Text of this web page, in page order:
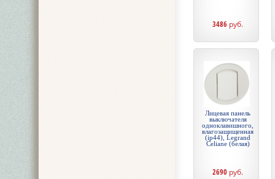
3486 руб.
Лицевая панель
выключателя
одноклавишного,
влагозащищенная
(ip44), Legrand
Celiane (белая)
2690 руб.